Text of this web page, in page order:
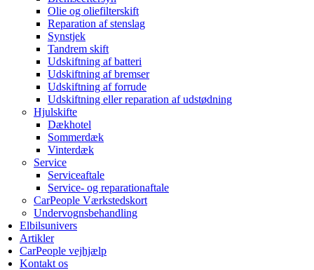
Olie og oliefilterskift
Reparation af stenslag
Synstjek
Tandrem skift
Udskiftning af batteri
Udskiftning af bremser
Udskiftning af forrude
Udskiftning eller reparation af udstødning
Hjulskifte
Dækhotel
Sommerdæk
Vinterdæk
Service
Serviceaftale
Service- og reparationaftale
CarPeople Værkstedskort
Undervognsbehandling
Elbilsunivers
Artikler
CarPeople vejhjælp
Kontakt os